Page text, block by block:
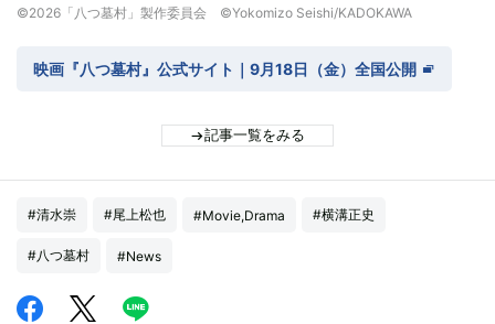
©2026「八つ墓村」製作委員会 ©Yokomizo Seishi/KADOKAWA
映画『八つ墓村』公式サイト｜9月18日（金）全国公開
記事一覧をみる
#清水崇 #尾上松也 #Movie,Drama #横溝正史
#八つ墓村 #News